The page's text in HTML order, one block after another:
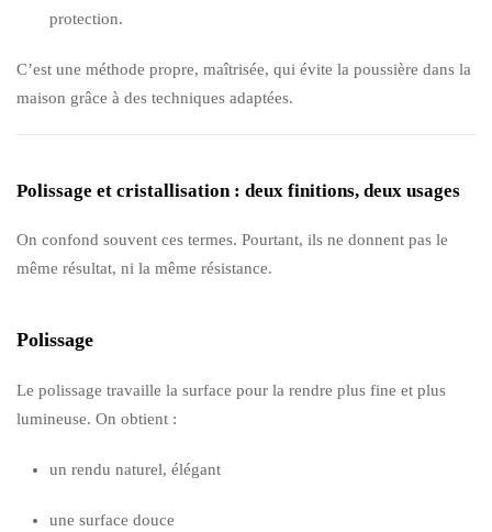
protection.
C’est une méthode propre, maîtrisée, qui évite la poussière dans la
maison grâce à des techniques adaptées.
Polissage et cristallisation : deux finitions, deux usages
On confond souvent ces termes. Pourtant, ils ne donnent pas le
même résultat, ni la même résistance.
Polissage
Le polissage travaille la surface pour la rendre plus fine et plus
lumineuse. On obtient :
un rendu naturel, élégant
une surface douce